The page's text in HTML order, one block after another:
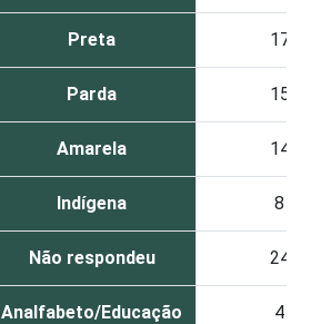
Preta 17
Parda 15
Amarela 14
Indígena 8
Não respondeu 24
Analfabeto/Educação
4